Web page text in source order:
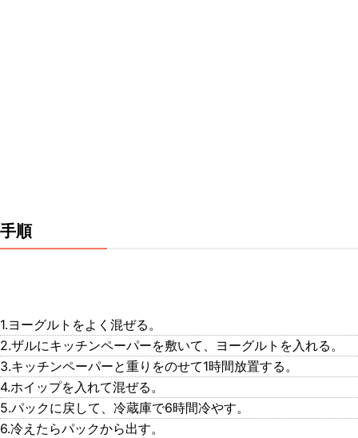
手順
1.ヨーグルトをよく混ぜる。
2.ザルにキッチンペーパーを敷いて、ヨーグルトを入れる。
3.キッチンペーパーと重りをのせて1時間放置する。
4.ホイップを入れて混ぜる。
5.パックに戻して、冷蔵庫で6時間冷やす。
6.冷えたらパックから出す。